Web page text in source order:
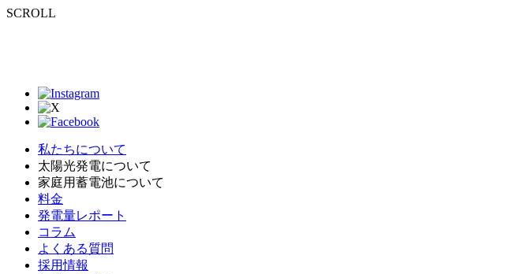
SCROLL
私たちについて
太陽光発電について
家庭用蓄電池について
料金
発電量レポート
コラム
よくある質問
採用情報